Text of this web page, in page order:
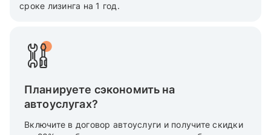
сроке лизинга на 1 год.
Планируете сэкономить на
автоуслугах?
Включите в договор автоуслуги и получите скидки